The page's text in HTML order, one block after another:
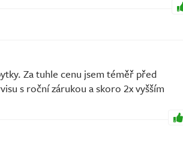
Za tuhle cenu jsem téměř před
s roční zárukou a skoro 2x vyšším